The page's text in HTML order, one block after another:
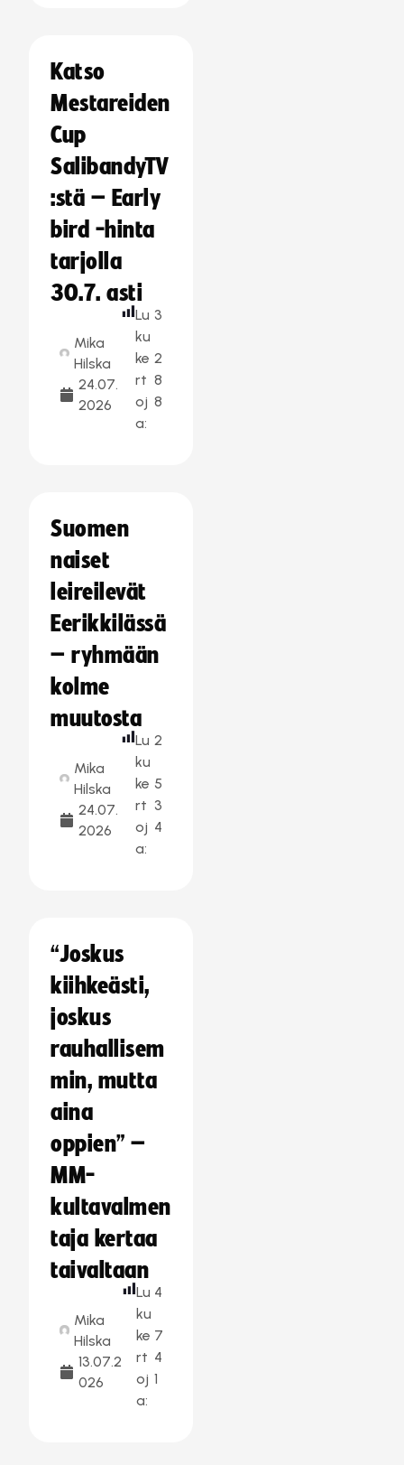
Katso
Mestareiden
Cup
SalibandyTV
:stä – Early
bird -hinta
tarjolla
30.7. asti
Mika
Hilska
24.07.
2026
Lu
ku
ke
rt
oj
a:
3
2
8
8
Suomen
naiset
leireilevät
Eerikkilässä
– ryhmään
kolme
muutosta
Mika
Hilska
24.07.
2026
Lu
ku
ke
rt
oj
a:
2
5
3
4
“Joskus
kiihkeästi,
joskus
rauhallisem
min, mutta
aina
oppien” –
MM-
kultavalmen
taja kertaa
taivaltaan
Mika
Hilska
13.07.2
026
Lu
ku
ke
rt
oj
a:
4
7
4
1